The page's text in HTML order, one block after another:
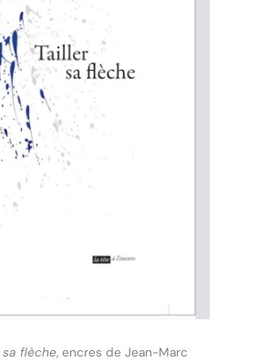
sa flèche, encres de Jean-Marc